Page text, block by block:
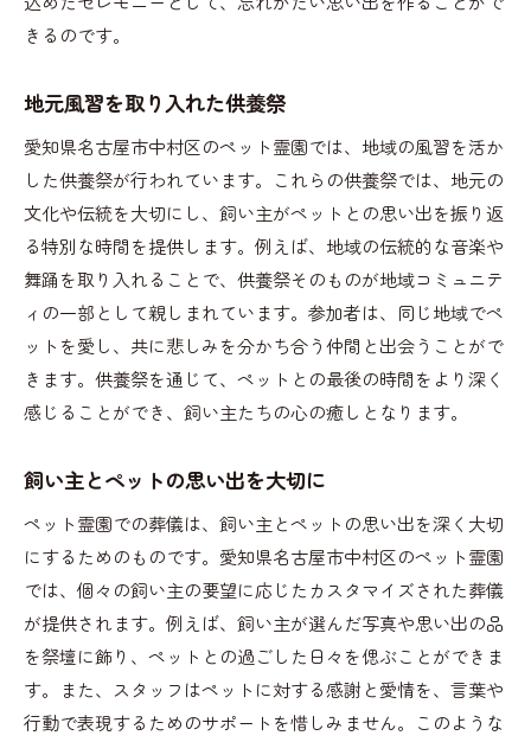
きるのです。
地元風習を取り入れた供養祭
愛知県名古屋市中村区のペット霊園では、地域の風習を活か
した供養祭が行われています。これらの供養祭では、地元の
文化や伝統を大切にし、飼い主がペットとの思い出を振り返
る特別な時間を提供します。例えば、地域の伝統的な音楽や
舞踊を取り入れることで、供養祭そのものが地域コミュニテ
ィの一部として親しまれています。参加者は、同じ地域でペ
ットを愛し、共に悲しみを分かち合う仲間と出会うことがで
きます。供養祭を通じて、ペットとの最後の時間をより深く
感じることができ、飼い主たちの心の癒しとなります。
飼い主とペットの思い出を大切に
ペット霊園での葬儀は、飼い主とペットの思い出を深く大切
にするためのものです。愛知県名古屋市中村区のペット霊園
では、個々の飼い主の要望に応じたカスタマイズされた葬儀
が提供されます。例えば、飼い主が選んだ写真や思い出の品
を祭壇に飾り、ペットとの過ごした日々を偲ぶことができま
す。また、スタッフはペットに対する感謝と愛情を、言葉や
行動で表現するためのサポートを惜しみません。このような